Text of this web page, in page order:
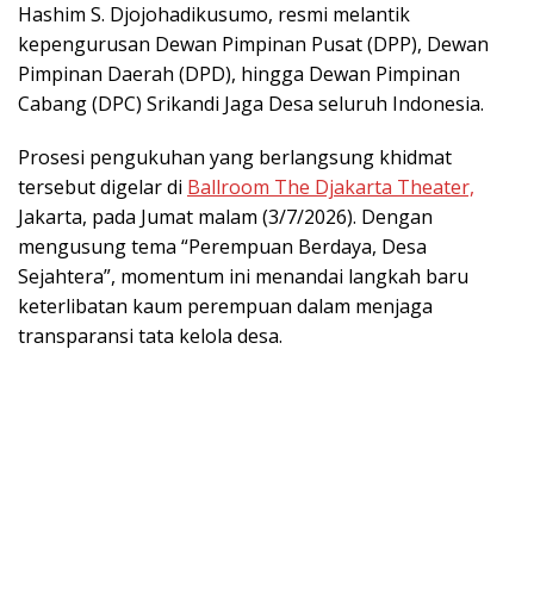
Hashim S. Djojohadikusumo, resmi melantik
kepengurusan Dewan Pimpinan Pusat (DPP), Dewan
Pimpinan Daerah (DPD), hingga Dewan Pimpinan
Cabang (DPC) Srikandi Jaga Desa seluruh Indonesia.
Prosesi pengukuhan yang berlangsung khidmat
tersebut digelar di Ballroom The Djakarta Theater,
Jakarta, pada Jumat malam (3/7/2026). Dengan
mengusung tema “Perempuan Berdaya, Desa
Sejahtera”, momentum ini menandai langkah baru
keterlibatan kaum perempuan dalam menjaga
transparansi tata kelola desa.